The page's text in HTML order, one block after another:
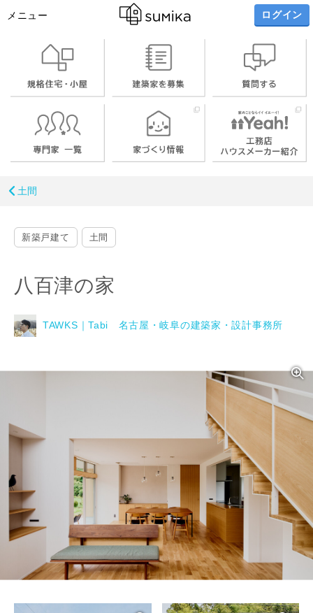
メニュー ログイン
土間
新築戸建て 土間
八百津の家
TAWKS｜Tabi 名古屋・岐阜の建築家・設計事務所
写真を拡大する